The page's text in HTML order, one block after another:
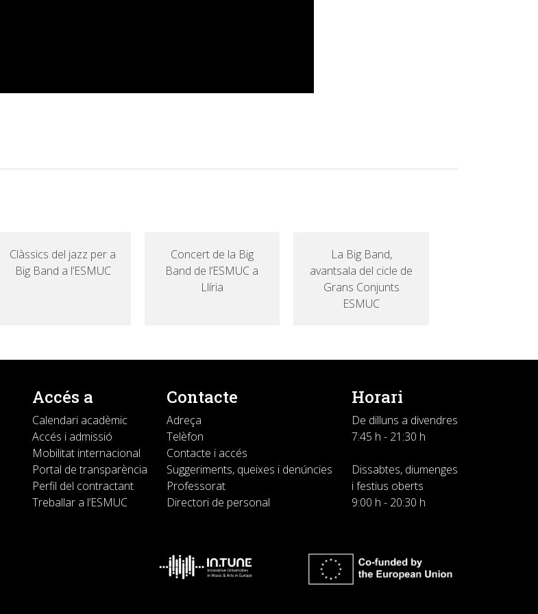
Clàssics del jazz per a
Big Band a l’ESMUC
Concert de la Big
Band de l’ESMUC a
Llíria
La Big Band,
avantsala del cicle de
Grans Conjunts
ESMUC
Accés a
Calendari acadèmic
Accés i admissió
Mobilitat internacional
Portal de transparència
Perfil del contractant
Treballar a l’ESMUC
Contacte
Adreça
Telèfon
Contacte i accés
Suggeriments, queixes i denúncies
Professorat
Directori de personal
Horari
De dilluns a divendres
7:45 h - 21:30 h
Dissabtes, diumenges
i festius oberts
9:00 h - 20:30 h